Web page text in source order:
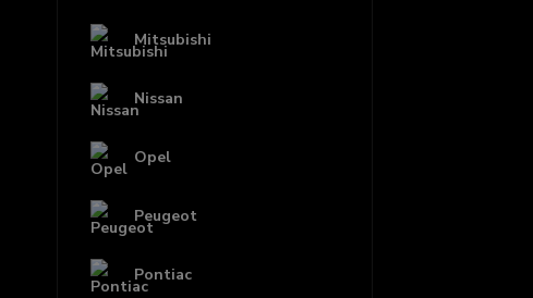
Mitsubishi
Nissan
Opel
Peugeot
Pontiac